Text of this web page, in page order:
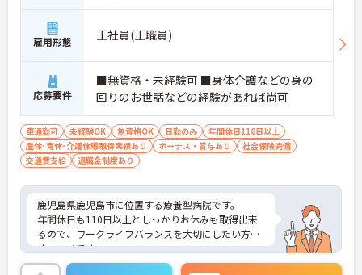
雇用形態 正社員(正職員)
応募要件
■無資格・未経験可 ■身体介護などの身の
回りのお世話などの経験があれば尚可
車通勤可 未経験OK 無資格OK 日勤のみ
年間休日110日以上
産休･育休･介護休暇取得実績あり
ボーナス・賞与あり
社会保険完備
交通費支給
退職金制度あり
鹿児島県鹿児島市に位置する療養型病院です。
年間休日も110日以上としっかりお休みも取得出来
るので、ワークライフバランスを大切にしたい方に
オススメです。
無資格・未経験OK！現場で働きながら経験を積んで